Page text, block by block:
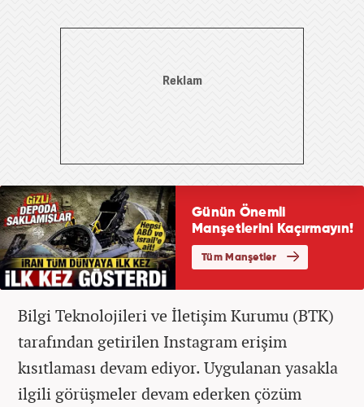
Bilgi Teknolojileri ve İletişim Kurumu (BTK)
tarafından getirilen Instagram erişim
kısıtlaması devam ediyor. Uygulanan yasakla
ilgili görüşmeler devam ederken çözüm